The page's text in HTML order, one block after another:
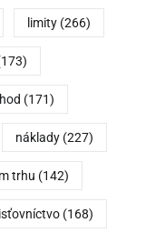
limity (266)
(171)
náklady (227)
trhu (142)
(168)